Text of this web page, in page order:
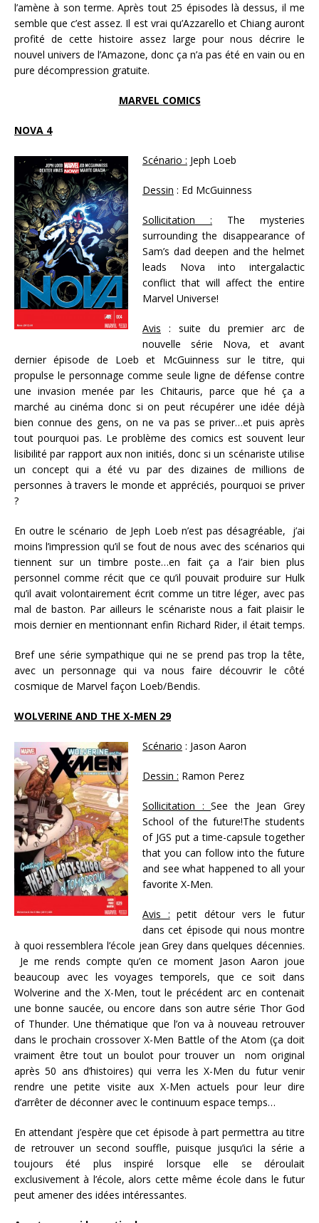
l’amène à son terme. Après tout 25 épisodes là dessus, il me
semble que c’est assez. Il est vrai qu’Azzarello et Chiang auront
profité de cette histoire assez large pour nous décrire le
nouvel univers de l’Amazone, donc ça n’a pas été en vain ou en
pure décompression gratuite.
MARVEL COMICS
NOVA 4
Scénario : Jeph Loeb
Dessin : Ed McGuinness
Sollicitation : The mysteries
surrounding the disappearance of
Sam’s dad deepen and the helmet
leads Nova into intergalactic
conflict that will affect the entire
Marvel Universe!
Avis : suite du premier arc de
nouvelle série Nova, et avant
dernier épisode de Loeb et McGuinness sur le titre, qui
propulse le personnage comme seule ligne de défense contre
une invasion menée par les Chitauris, parce que hé ça a
marché au cinéma donc si on peut récupérer une idée déjà
bien connue des gens, on ne va pas se priver…et puis après
tout pourquoi pas. Le problème des comics est souvent leur
lisibilité par rapport aux non initiés, donc si un scénariste utilise
un concept qui a été vu par des dizaines de millions de
personnes à travers le monde et appréciés, pourquoi se priver
?
En outre le scénario de Jeph Loeb n’est pas désagréable, j’ai
moins l’impression qu’il se fout de nous avec des scénarios qui
tiennent sur un timbre poste…en fait ça a l’air bien plus
personnel comme récit que ce qu’il pouvait produire sur Hulk
qu’il avait volontairement écrit comme un titre léger, avec pas
mal de baston. Par ailleurs le scénariste nous a fait plaisir le
mois dernier en mentionnant enfin Richard Rider, il était temps.
Bref une série sympathique qui ne se prend pas trop la tête,
avec un personnage qui va nous faire découvrir le côté
cosmique de Marvel façon Loeb/Bendis.
WOLVERINE AND THE X-MEN 29
Scénario : Jason Aaron
Dessin : Ramon Perez
Sollicitation :See the Jean Grey
School of the future!The students
of JGS put a time-capsule together
that you can follow into the future
and see what happened to all your
favorite X-Men.
Avis : petit détour vers le futur
dans cet épisode qui nous montre
à quoi ressemblera l’école jean Grey dans quelques décennies.
Je me rends compte qu’en ce moment Jason Aaron joue
beaucoup avec les voyages temporels, que ce soit dans
Wolverine and the X-Men, tout le précédent arc en contenait
une bonne saucée, ou encore dans son autre série Thor God
of Thunder. Une thématique que l’on va à nouveau retrouver
dans le prochain crossover X-Men Battle of the Atom (ça doit
vraiment être tout un boulot pour trouver un nom original
après 50 ans d’histoires) qui verra les X-Men du futur venir
rendre une petite visite aux X-Men actuels pour leur dire
d’arrêter de déconner avec le continuum espace temps…
En attendant j’espère que cet épisode à part permettra au titre
de retrouver un second souffle, puisque jusqu’ici la série a
toujours été plus inspiré lorsque elle se déroulait
exclusivement à l’école, alors cette même école dans le futur
peut amener des idées intéressantes.